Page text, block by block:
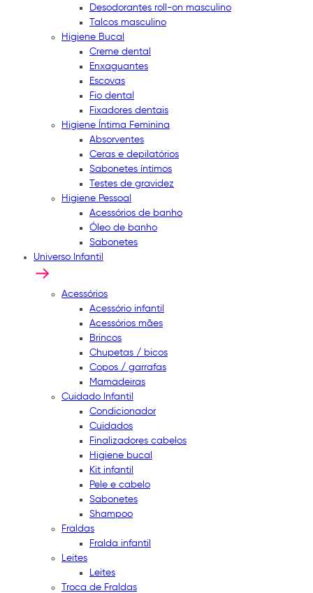
Desodorantes roll-on masculino
Talcos masculino
Higiene Bucal
Creme dental
Enxaguantes
Escovas
Fio dental
Fixadores dentais
Higiene Íntima Feminina
Absorventes
Ceras e depilatórios
Sabonetes íntimos
Testes de gravidez
Higiene Pessoal
Acessórios de banho
Óleo de banho
Sabonetes
Universo Infantil
Acessórios
Acessório infantil
Acessórios mães
Brincos
Chupetas / bicos
Copos / garrafas
Mamadeiras
Cuidado Infantil
Condicionador
Cuidados
Finalizadores cabelos
Higiene bucal
Kit infantil
Pele e cabelo
Sabonetes
Shampoo
Fraldas
Fralda infantil
Leites
Leites
Troca de Fraldas